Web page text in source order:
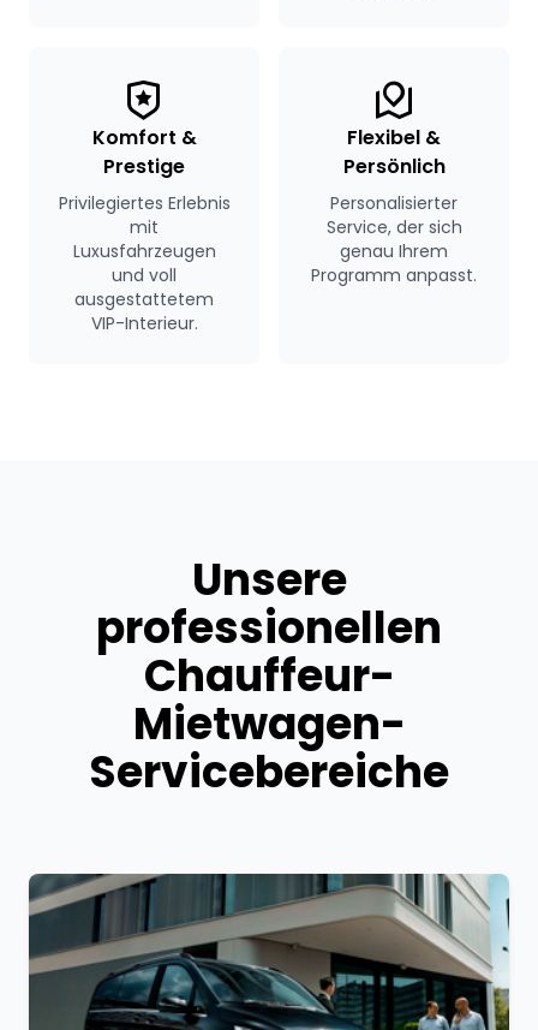
Komfort &
Prestige
Privilegiertes Erlebnis
mit
Luxusfahrzeugen
und voll
ausgestattetem
VIP-Interieur.
Flexibel &
Persönlich
Personalisierter
Service, der sich
genau Ihrem
Programm anpasst.
Unsere
professionellen
Chauffeur-
Mietwagen-
Servicebereiche